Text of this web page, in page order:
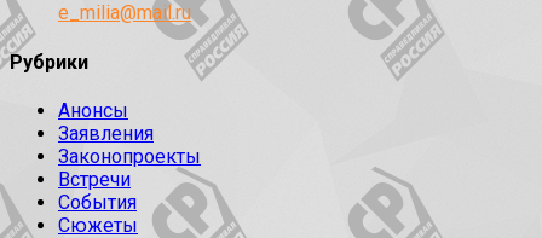
e_milia@mail.ru
Рубрики
Анонсы
Заявления
Законопроекты
Встречи
События
Сюжеты